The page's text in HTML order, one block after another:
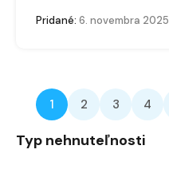
Pridané: 6. novembra 2025
1 2 3 4
Typ nehnuteľnosti